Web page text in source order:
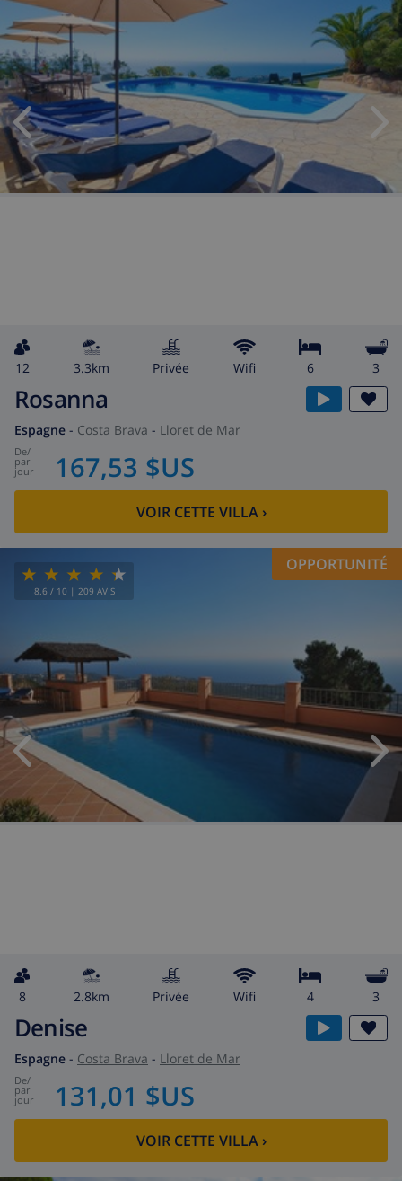
12 3.3km privée wifi 6 3
Rosanna
Espagne - Costa Brava - Lloret de Mar
de/
par
jour 167,53 $US
VOIR CETTE VILLA›
8.6 / 10 | 209 AVIS
OPPORTUNITÉ
8 2.8km privée wifi 4 3
Denise
Espagne - Costa Brava - Lloret de Mar
de/
par
jour 131,01 $US
VOIR CETTE VILLA›